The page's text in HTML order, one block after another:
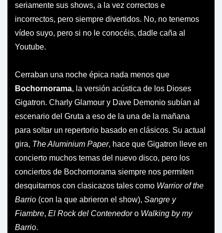
seriamente sus shows, a la vez correctos e
incorrectos, pero siempre divertidos. No, no tenemos
vídeo suyo, pero si no le conocéis, dadle caña al
Youtube.
Cerraban una noche épica nada menos que
Bochornorama, la versión acústica de los Dioses
Gigatron. Charly Glamour y Dave Demonio subían al
escenario del Gruta a eso de la una de la mañana
para soltar un repertorio basado en clásicos. Su actual
gira, The Aluminium Paper, hace que Gigatron lleve en
concierto muchos temas del nuevo disco, pero los
conciertos de Bochornorama siempre nos permiten
desquitarnos con clasicazos tales como Warrior of the
Barrio (con la que abrieron el show), Sangre y
Fiambre, El Rock del Contenedoro Walking by my
Barrio.